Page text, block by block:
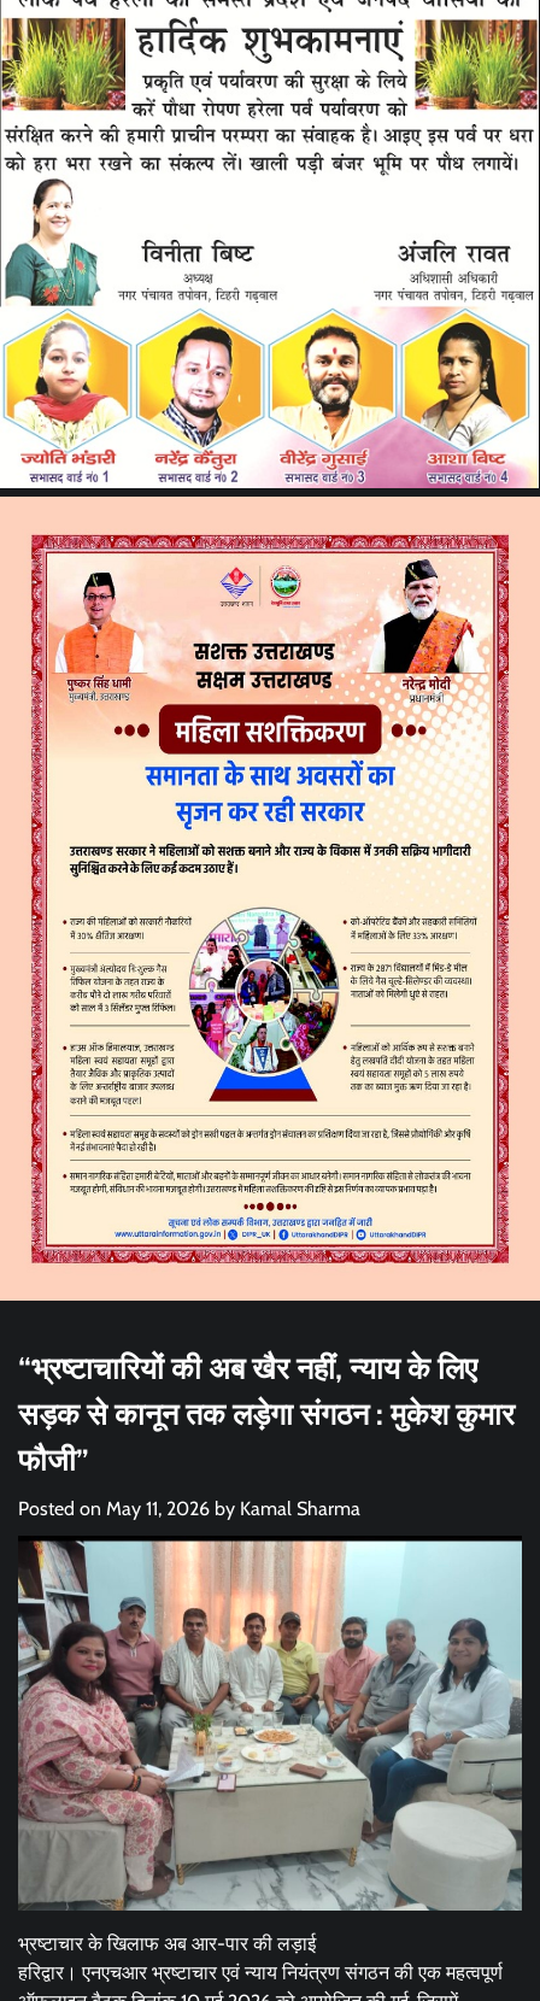
“भ्रष्टाचारियों की अब खैर नहीं, न्याय के लिए
सड़क से कानून तक लड़ेगा संगठन : मुकेश कुमार
फौजी”
Posted on May 11, 2026 by Kamal Sharma
भ्रष्टाचार के खिलाफ अब आर-पार की लड़ाई
हरिद्वार। एनएचआर भ्रष्टाचार एवं न्याय नियंत्रण संगठन की एक महत्वपूर्ण